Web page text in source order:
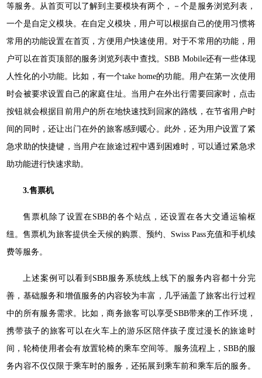
等服务。从首页可以了解到主要模块有两个，－个是服务浏览列表，
一个是自定义模块。在自定义模块，用户可以根据自己的使用习惯将
常用的功能设置在首页，方便用户快速使用。对于不常用的功能，用
户可以在首页顶部的服务浏览列表中查找。SBB Mobile还有一些体现
人性化的小功能。比如，有一个take home的功能。用户在第一次使用
时会被要求设置自己的家庭住址。当用户在外出行需要回家时，点击
按钮就会根据目前用户的所在地快速找到回家的路线，在节省用户时
间的同时，还让出门在外的旅客感到暖心。此外，还为用户设置了紧
急求助的快捷键，当用户在旅途过程中遇到困难时，可以通过紧急求
助功能进行快速求助。
3.售票机
售票机除了设置在SBB的各个站点，还设置在各大交通运输枢
纽。售票机为旅客提供全天候的购票、预约、Swiss Pass充值和手机续
费等服务。
上述案例可以看到SBB服务系统线上线下的服务内容都十分完
善，基础服务和增值服务的内容较为丰富，几乎涵盖了旅客出行过程
中的所有服务需求。比如，商务旅客可以享受SBB带来的工作环境，
携带孩子的旅客可以在火车上的游乐区陪伴孩子度过漫长的旅途时
间，轮椅使用者会有放置轮椅的乘车空间等。服务流程上，SBB的服
务内容不仅仅限于乘车时的服务，还拓展到乘车前和乘车后的服务。